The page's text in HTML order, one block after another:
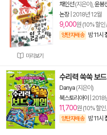
미리보기
채인선(지은이), 윤봉
논장| 2018년 12월
9,000원 (10% 할
양탄자배송 밤 11시
수리력 쑥쑥 보
Danya (지은이)
북스토리아이
2018
11,700원 (10% 할
양탄자배송 밤 11시